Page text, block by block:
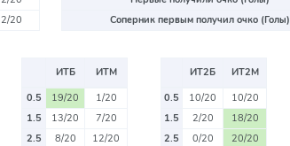
2/20
Соперник первым получил очко (Голы)
ИТБ
ИТМ
0.5
19/20
1/20
1.5
13/20
7/20
2.5
8/20
12/20
ИТ2Б
ИТ2М
0.5
10/20
10/20
1.5
2/20
18/20
2.5
0/20 20/20